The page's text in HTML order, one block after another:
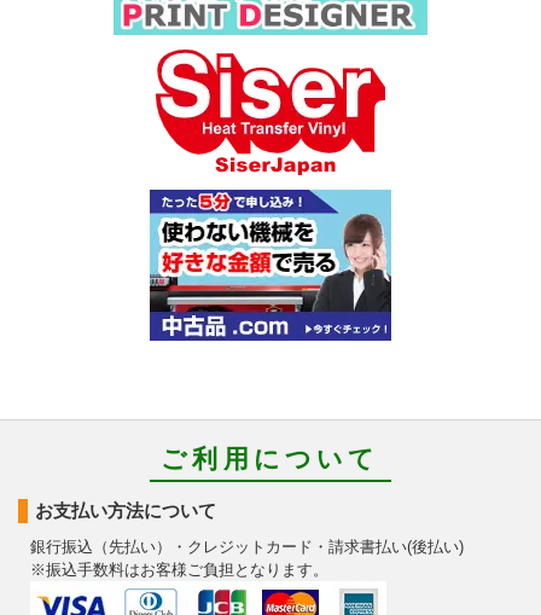
ご利用について
お支払い方法について
銀行振込（先払い）・クレジットカード・請求書払い(後払い)
※振込手数料はお客様ご負担となります。